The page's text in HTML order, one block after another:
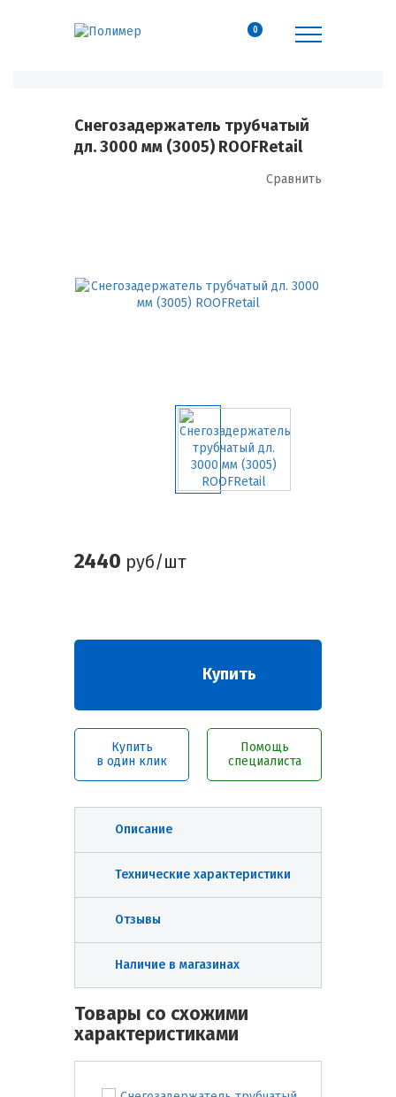
0
Снегозадержатель трубчатый
дл. 3000 мм (3005) ROOFRetail
Сравнить
2440 руб/шт
Купить
Купить
в один клик
Помощь
специалиста
Описание
Технические характеристики
Отзывы
Наличие в магазинах
Товары со схожими
характеристиками